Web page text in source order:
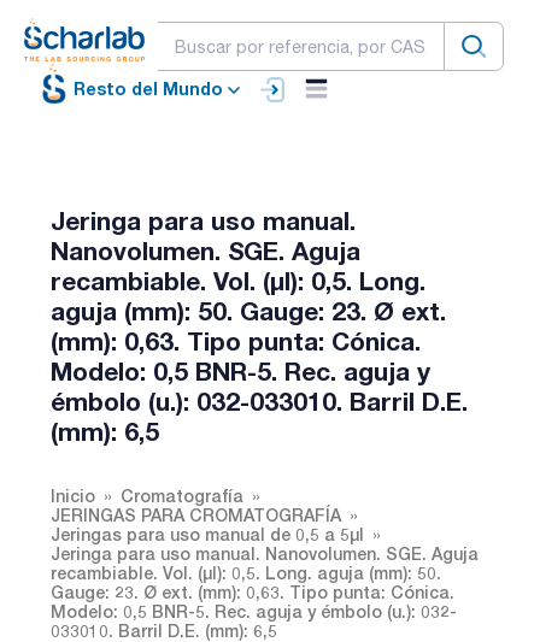
Resto del Mundo
Jeringa para uso manual.
Nanovolumen. SGE. Aguja
recambiable. Vol. (µl): 0,5. Long.
aguja (mm): 50. Gauge: 23. Ø ext.
(mm): 0,63. Tipo punta: Cónica.
Modelo: 0,5 BNR-5. Rec. aguja y
émbolo (u.): 032-033010. Barril D.E.
(mm): 6,5
Inicio
Cromatografía
JERINGAS PARA CROMATOGRAFÍA
Jeringas para uso manual de 0,5 a 5µl
Jeringa para uso manual. Nanovolumen. SGE. Aguja
recambiable. Vol. (µl): 0,5. Long. aguja (mm): 50.
Gauge: 23. Ø ext. (mm): 0,63. Tipo punta: Cónica.
Modelo: 0,5 BNR-5. Rec. aguja y émbolo (u.): 032-
033010. Barril D.E. (mm): 6,5